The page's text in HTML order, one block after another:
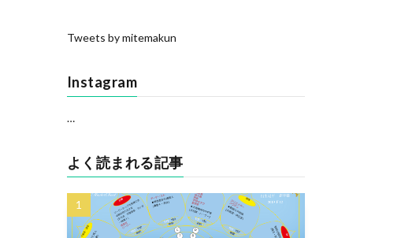
Tweets by mitemakun
Instagram
…
よく読まれる記事